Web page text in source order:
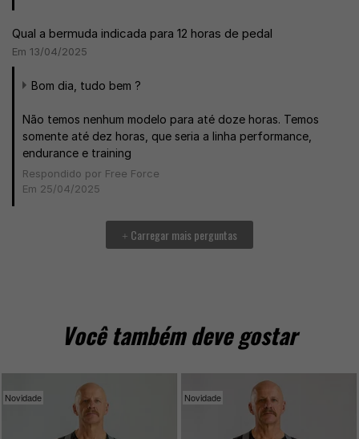
Qual a bermuda indicada para 12 horas de pedal
Em 13/04/2025
Bom dia, tudo bem ?
Não temos nenhum modelo para até doze horas. Temos
somente até dez horas, que seria a linha performance,
endurance e training
Respondido por Free Force
Em 25/04/2025
+ Carregar mais perguntas
Você também deve gostar
Novidade Novidade